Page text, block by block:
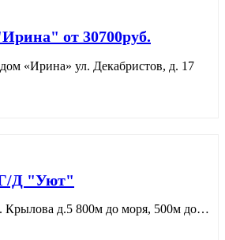
от 30700руб.
«Ирина» ул. Декабристов, д. 17
Д "Уют"
Крылова д.5 800м до моря, 500м до…